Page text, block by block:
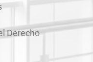
Derecho